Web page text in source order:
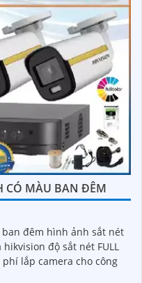
CÓ MÀU BAN ĐÊM
đêm hình ảnh sắt nét
độ sắt nét FULL
lắp camera cho công